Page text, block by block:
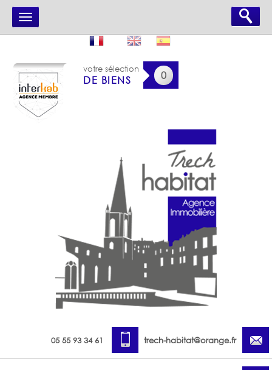
votre sélection
DE BIENS 0
05 55 93 34 61 trech-habitat@orange.fr